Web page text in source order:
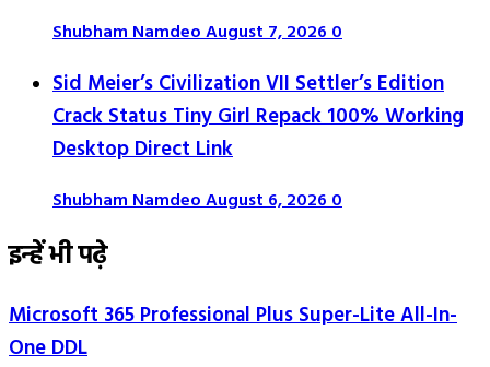
Shubham NamdeoAugust 7, 20260
Sid Meier’s Civilization VII Settler’s Edition
Crack Status Tiny Girl Repack 100% Working
Desktop Direct Link
Shubham NamdeoAugust 6, 20260
इन्हें भी पढ़े
Microsoft 365 Professional Plus Super-Lite All-In-
One DDL